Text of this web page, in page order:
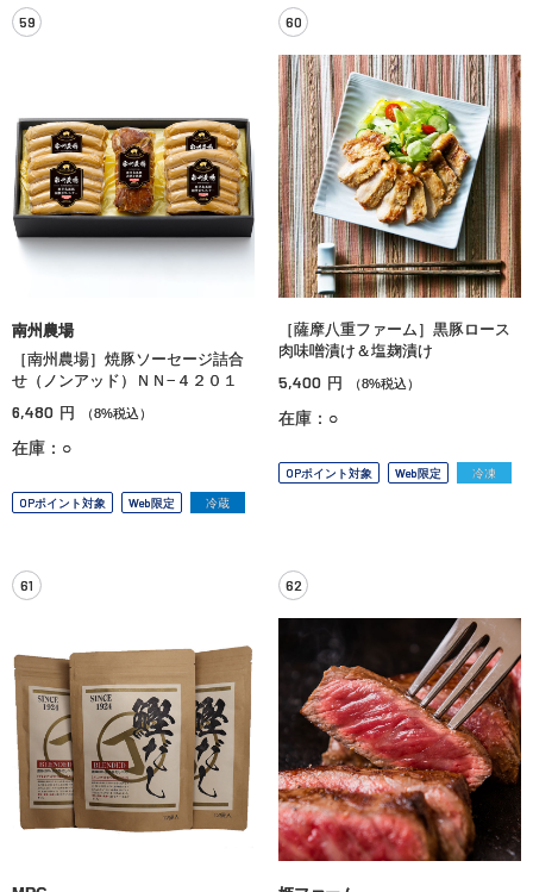
59
南州農場
［南州農場］焼豚ソーセージ詰合
せ（ノンアッド）ＮＮ−４２０１
6,480 円 （8%税込）
在庫：○
OPポイント対象 Web限定 冷蔵
60
［薩摩八重ファーム］黒豚ロース
肉味噌漬け＆塩麹漬け
5,400 円 （8%税込）
在庫：○
OPポイント対象 Web限定 冷凍
61 62